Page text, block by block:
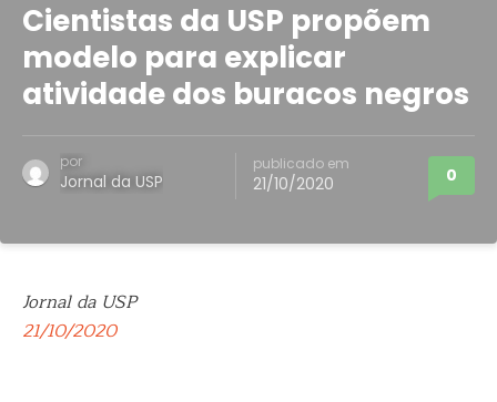
Cientistas da USP propõem
modelo para explicar
atividade dos buracos negros
por
Jornal da USP
publicado em
21/10/2020 0
Jornal da USP
21/10/2020